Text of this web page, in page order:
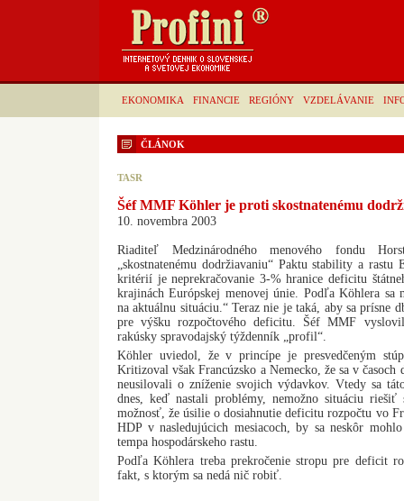
EKONOMIKA FINANCIE REGIÓNY VZDELÁVANIE
ČLÁNOK
TASR
Šéf MMF Köhler je proti skostnatenému
10. novembra 2003
Riaditeľ Medzinárodného menového fondu
„skostnatenému dodržiavaniu“ Paktu stability a
kritérií je neprekračovanie 3-% hranice deficitu
krajinách Európskej menovej únie. Podľa Köhlera sa
na aktuálnu situáciu.“ Teraz nie je taká, aby sa prísne
pre výšku rozpočtového deficitu. Šéf MMF
rakúsky spravodajský týždenník „profil“.
Köhler uviedol, že v princípe je presvedčeným
Kritizoval však Francúzsko a Nemecko, že sa v
neusilovali o zníženie svojich výdavkov. Vtedy sa
dnes, keď nastali problémy, nemožno situáciu riešiť
možnosť, že úsilie o dosiahnutie deficitu rozpočtu vo
HDP v nasledujúcich mesiacoch, by sa neskôr
tempa hospodárskeho rastu.
Podľa Köhlera treba prekročenie stropu pre deficit
fakt, s ktorým sa nedá nič robiť.